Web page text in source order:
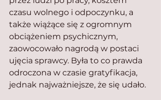
czasu wolnego i odpoczynku, a
także wiążące się z ogromnym
obciążeniem psychicznym,
zaowocowało nagrodą w postaci
ujęcia sprawcy. Była to co prawda
odroczona w czasie gratyfikacja,
jednak najważniejsze, że się udało.